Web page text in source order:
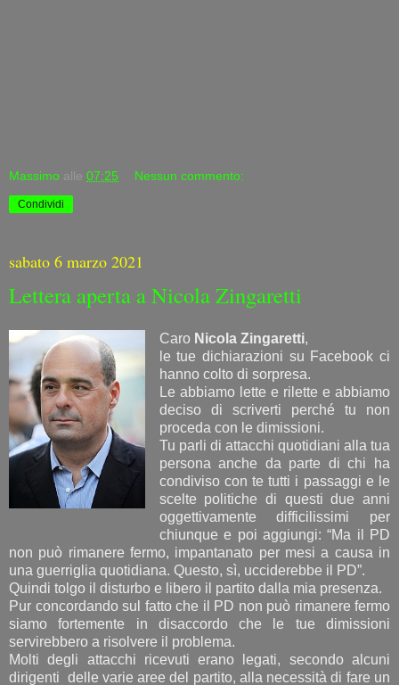
Massimo alle 07:25 Nessun commento:
Condividi
sabato 6 marzo 2021
Lettera aperta a Nicola Zingaretti
Caro Nicola Zingaretti,
le tue dichiarazioni su Facebook ci
hanno colto di sorpresa.
Le abbiamo lette e rilette e abbiamo
deciso di scriverti perché tu non
proceda con le dimissioni.
Tu parli di attacchi quotidiani alla tua
persona anche da parte di chi ha
condiviso con te tutti i passaggi e le
scelte politiche di questi due anni
oggettivamente difficilissimi per
chiunque e poi aggiungi: “Ma il PD
non può rimanere fermo, impantanato per mesi a causa in
una guerriglia quotidiana. Questo, sì, ucciderebbe il PD”.
Quindi tolgo il disturbo e libero il partito dalla mia presenza.
Pur concordando sul fatto che il PD non può rimanere fermo
siamo fortemente in disaccordo che le tue dimissioni
servirebbero a risolvere il problema.
Molti degli attacchi ricevuti erano legati, secondo alcuni
dirigenti delle varie aree del partito, alla necessità di fare un